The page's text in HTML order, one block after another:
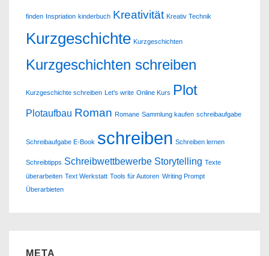
finden Inspriation kinderbuch Kreativität Kreativ Technik
Kurzgeschichte Kurzgeschichten
Kurzgeschichten schreiben
Kurzgeschichte schreiben Let's write Online Kurs Plot
Plotaufbau Roman Romane Sammlung kaufen schreibaufgabe
Schreibaufgabe E-Book schreiben Schreiben lernen
Schreibtipps Schreibwettbewerbe Storytelling Texte
überarbeiten Text Werkstatt Tools für Autoren Writing Prompt
Überarbieten
META